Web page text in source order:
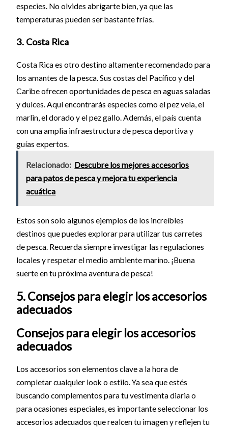
especies. No olvides abrigarte bien, ya que las
temperaturas pueden ser bastante frías.
3. Costa Rica
Costa Rica es otro destino altamente recomendado para
los amantes de la pesca. Sus costas del Pacífico y del
Caribe ofrecen oportunidades de pesca en aguas saladas
y dulces. Aquí encontrarás especies como el pez vela, el
marlin, el dorado y el pez gallo. Además, el país cuenta
con una amplia infraestructura de pesca deportiva y
guías expertos.
Relacionado: Descubre los mejores accesorios
para patos de pesca y mejora tu experiencia
acuática
Estos son solo algunos ejemplos de los increíbles
destinos que puedes explorar para utilizar tus carretes
de pesca. Recuerda siempre investigar las regulaciones
locales y respetar el medio ambiente marino. ¡Buena
suerte en tu próxima aventura de pesca!
5. Consejos para elegir los accesorios
adecuados
Consejos para elegir los accesorios
adecuados
Los accesorios son elementos clave a la hora de
completar cualquier look o estilo. Ya sea que estés
buscando complementos para tu vestimenta diaria o
para ocasiones especiales, es importante seleccionar los
accesorios adecuados que realcen tu imagen y reflejen tu